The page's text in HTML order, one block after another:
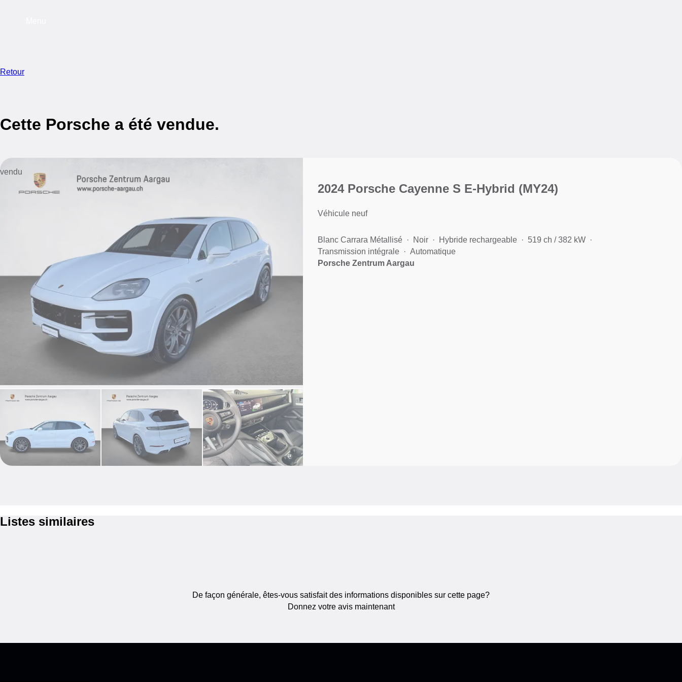
Retour
Cette Porsche a été vendue.
vendu
2024 Porsche Cayenne S E-Hybrid (MY24)
Véhicule neuf
Blanc Carrara Métallisé Noir Hybride rechargeable
519 ch / 382 kW
Transmission intégrale
Automatique
Porsche Zentrum Aargau
Listes similaires
De façon générale, êtes-vous satisfait des informations disponibles sur cette page?
Donnez votre avis maintenant